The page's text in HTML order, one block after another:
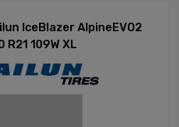
IceBlazer AlpineEVO2
R21 109W XL